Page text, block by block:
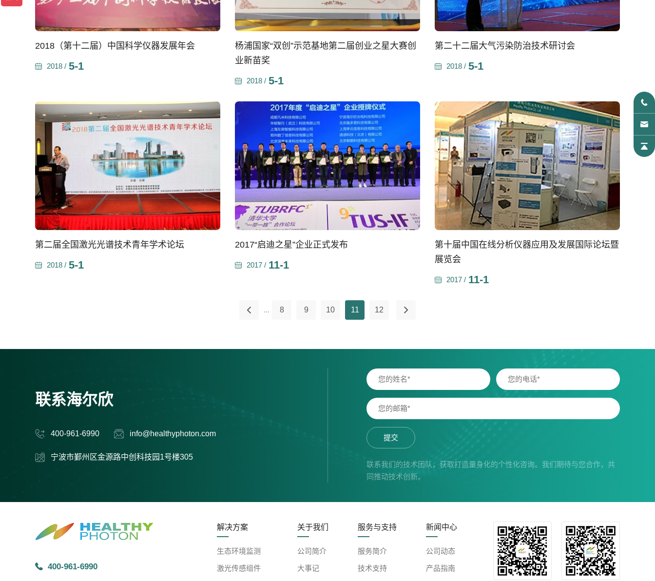
2018（第十二届）中国科学仪器发展年会
2018 / 5-1
杨浦国家“双创”示范基地第二届创业之星大赛创
业新苗奖
2018 / 5-1
第二十二届大气污染防治技术研讨会
2018 / 5-1
第二届全国激光光谱技术青年学术论坛
2018 / 5-1
2017“启迪之星”企业正式发布
2017 / 11-1
第十届中国在线分析仪器应用及发展国际论坛暨
展览会
2017 / 11-1
... 8 9 10 11 12
联系海尔欣
400-961-6990 info@healthyphoton.com
宁波市鄞州区金源路中创科技园1号楼305
提交
联系我们的技术团队，获取打造量身化的个性化咨询。我们期待与您合作，共
同推动技术创新。
400-961-6990
解决方案
生态环境监测
激光传感组件
关于我们
公司简介
大事记
服务与支持
服务简介
技术支持
新闻中心
公司动态
产品指南